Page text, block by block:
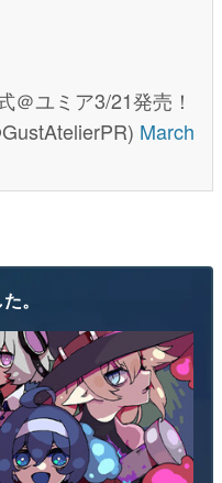
ユミア3/21発売！
March
。